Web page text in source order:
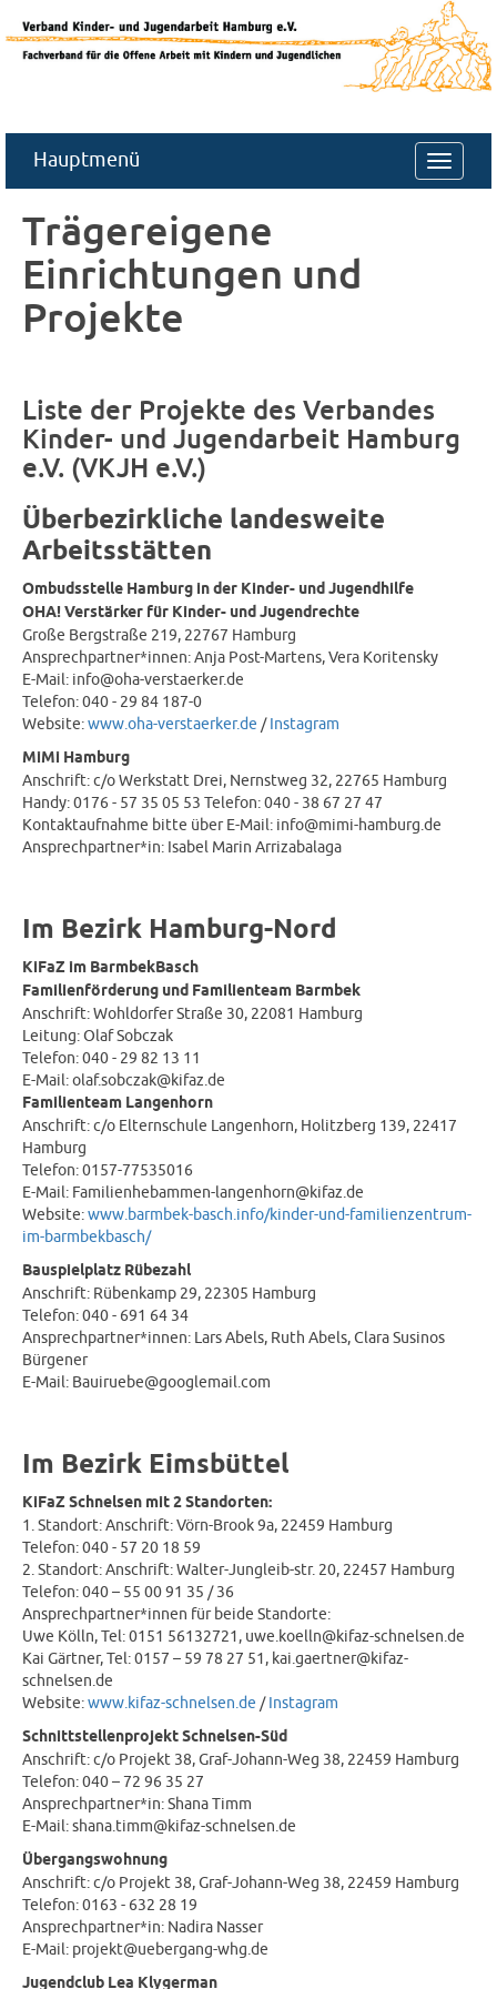
ein-/
Hauptmenü
Trägereigene
Einrichtungen und
Projekte
Liste der Projekte des Verbandes
Kinder- und Jugendarbeit Hamburg
e.V. (VKJH e.V.)
Überbezirkliche landesweite
Arbeitsstätten
Ombudsstelle Hamburg in der Kinder- und Jugendhilfe
OHA! Verstärker für Kinder- und Jugendrechte
Große Bergstraße 219, 22767 Hamburg
Ansprechpartner*innen: Anja Post-Martens, Vera Koritensky
E-Mail: info@oha-verstaerker.de
Telefon: 040 - 29 84 187-0
Website: www.oha-verstaerker.de / Instagram
MiMi Hamburg
Anschrift: c/o Werkstatt Drei, Nernstweg 32, 22765 Hamburg
Handy: 0176 - 57 35 05 53 Telefon: 040 - 38 67 27 47
Kontaktaufnahme bitte über E-Mail: info@mimi-hamburg.de
Ansprechpartner*in: Isabel Marin Arrizabalaga
Im Bezirk Hamburg-Nord
KiFaZ im BarmbekBasch
Familienförderung und Familienteam Barmbek
Anschrift: Wohldorfer Straße 30, 22081 Hamburg
Leitung: Olaf Sobczak
Telefon: 040 - 29 82 13 11
E-Mail: olaf.sobczak@kifaz.de
Familienteam Langenhorn
Anschrift: c/o Elternschule Langenhorn, Holitzberg 139, 22417
Hamburg
Telefon: 0157-77535016
E-Mail: Familienhebammen-langenhorn@kifaz.de
Website: www.barmbek-basch.info/kinder-und-familienzentrum-
im-barmbekbasch/
Bauspielplatz Rübezahl
Anschrift: Rübenkamp 29, 22305 Hamburg
Telefon: 040 - 691 64 34
Ansprechpartner*innen: Lars Abels, Ruth Abels, Clara Susinos
Bürgener
E-Mail: Bauiruebe@googlemail.com
Im Bezirk Eimsbüttel
KiFaZ Schnelsen mit 2 Standorten:
1. Standort: Anschrift: Vörn-Brook 9a, 22459 Hamburg
Telefon: 040 - 57 20 18 59
2. Standort: Anschrift: Walter-Jungleib-str. 20, 22457 Hamburg
Telefon: 040 – 55 00 91 35 / 36
Ansprechpartner*innen für beide Standorte:
Uwe Kölln, Tel: 0151 56132721, uwe.koelln@kifaz-schnelsen.de
Kai Gärtner, Tel: 0157 – 59 78 27 51, kai.gaertner@kifaz-
schnelsen.de
Website: www.kifaz-schnelsen.de / Instagram
Schnittstellenprojekt Schnelsen-Süd
Anschrift: c/o Projekt 38, Graf-Johann-Weg 38, 22459 Hamburg
Telefon: 040 – 72 96 35 27
Ansprechpartner*in: Shana Timm
E-Mail: shana.timm@kifaz-schnelsen.de
Übergangswohnung
Anschrift: c/o Projekt 38, Graf-Johann-Weg 38, 22459 Hamburg
Telefon: 0163 - 632 28 19
Ansprechpartner*in: Nadira Nasser
E-Mail: projekt@uebergang-whg.de
Jugendclub Lea Klygerman